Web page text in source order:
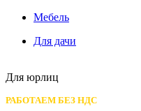
Мебель
Для дачи
Для юрлиц
РАБОТАЕМ БЕЗ НДС